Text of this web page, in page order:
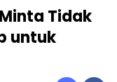
Tidak
untuk